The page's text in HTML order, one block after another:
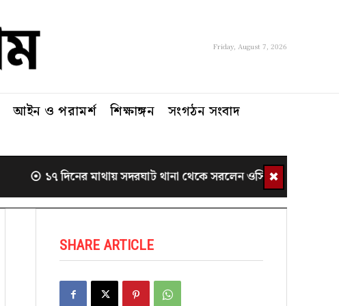
Friday, August 7, 2026
আইন ও পরামর্শ শিক্ষাঙ্গন
সংগঠন সংবাদ
১৭ দিনের মাথায় সদরঘাট থানা থেকে সরলেন ওসি শরীফ
✖
SHARE ARTICLE